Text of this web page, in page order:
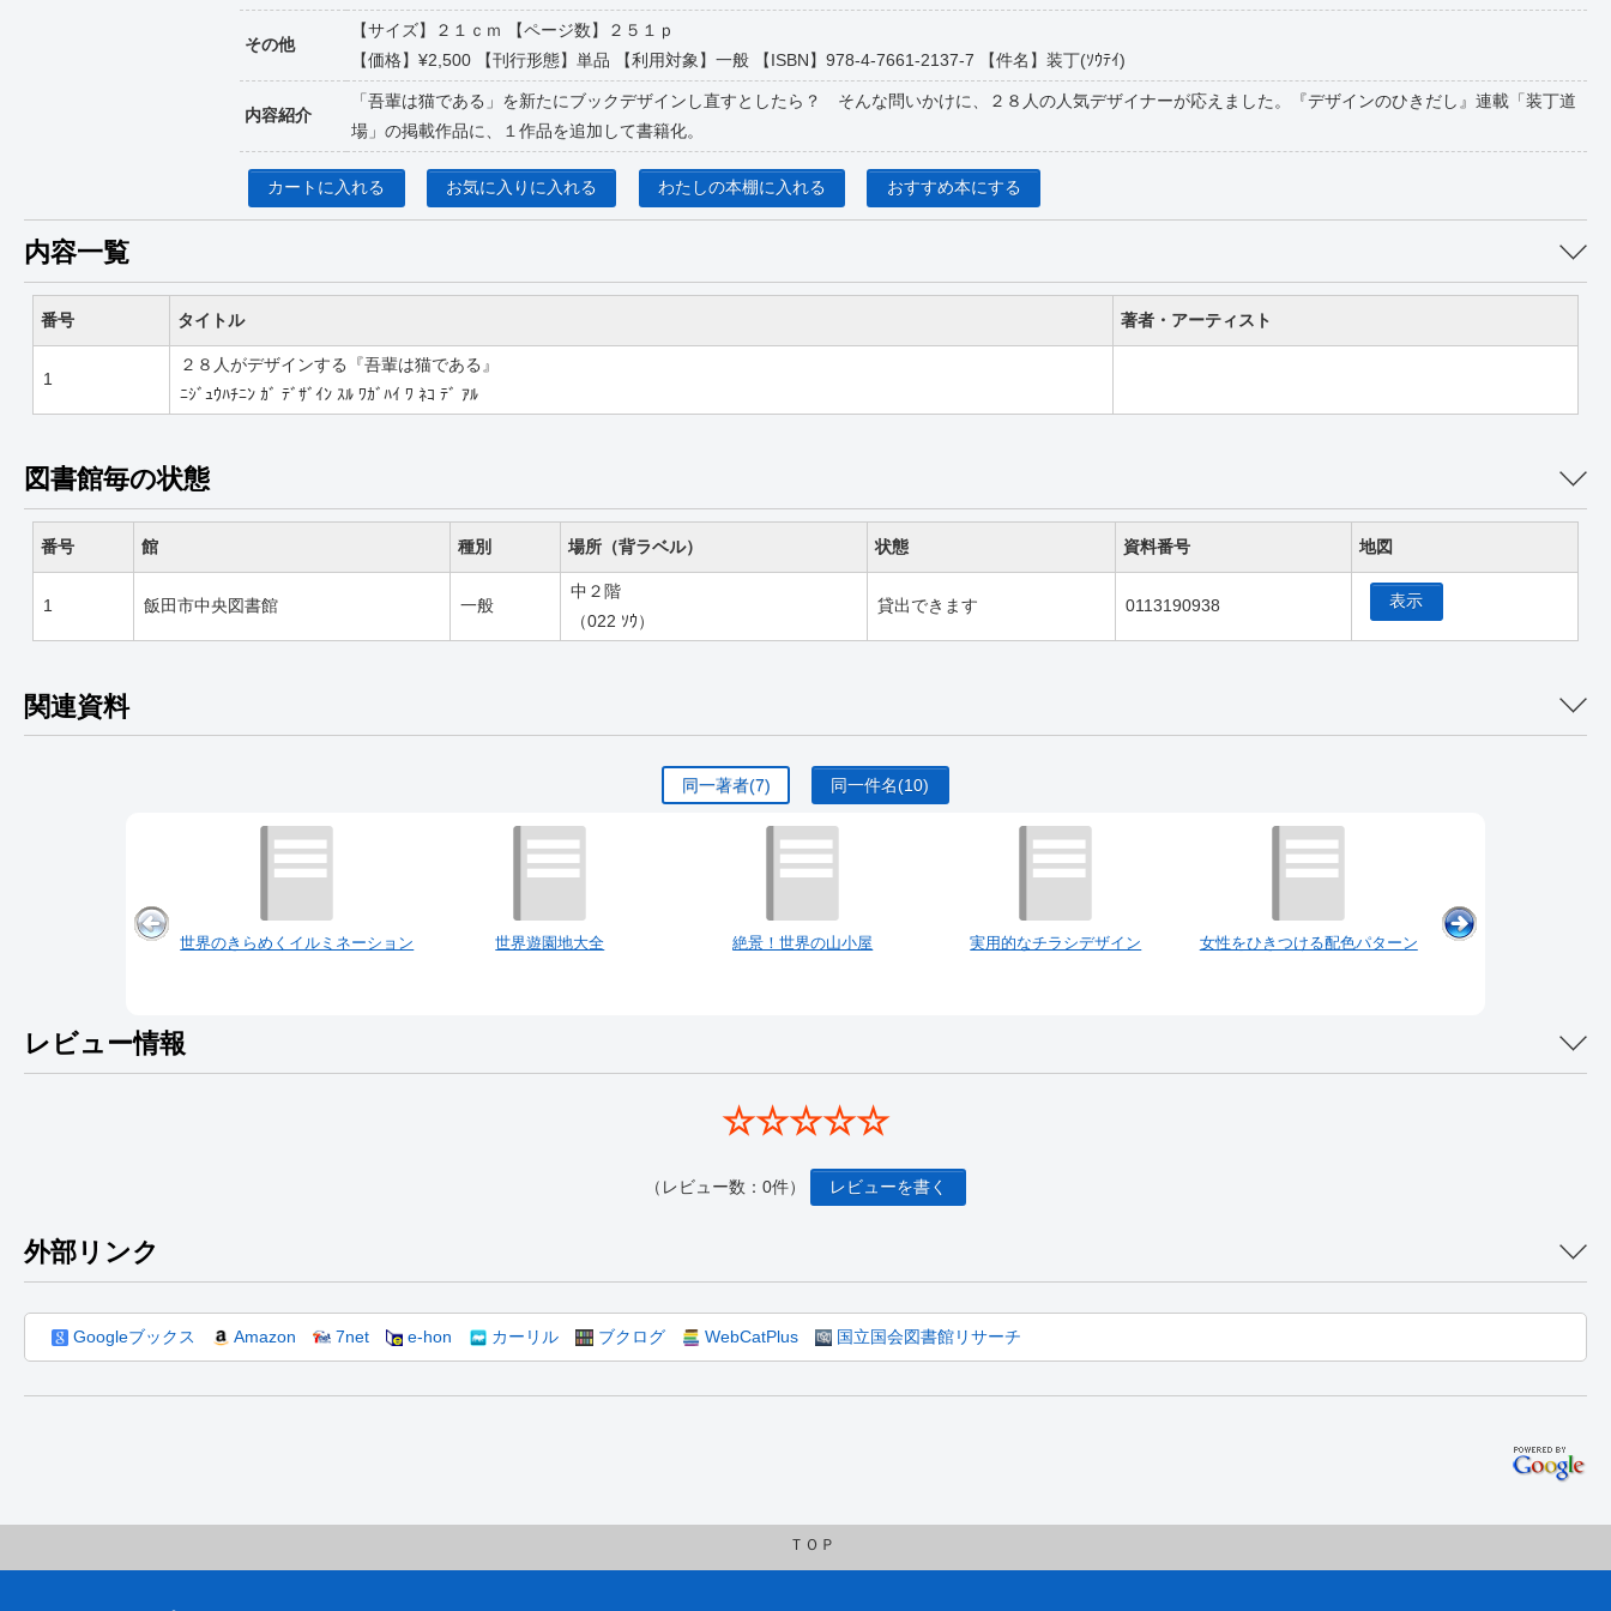
その他
【サイズ】２１ｃｍ 【ページ数】２５１ｐ
【価格】¥2,500 【刊行形態】単品 【利用対象】一般 【ISBN】978-4-7661-2137-7 【件名】装丁(ｿｳﾃｲ)
内容紹介
「吾輩は猫である」を新たにブックデザインし直すとしたら？ そんな問いかけに、２８人の人気デザイナーが応えました。『デザインのひきだし』連載「装丁道
場」の掲載作品に、１作品を追加して書籍化。
カートに入れる お気に入りに入れる わたしの本棚に入れる おすすめ本にする
内容一覧
番号 タイトル 著者・アーティスト
1
２８人がデザインする『吾輩は猫である』
ﾆｼﾞｭｳﾊﾁﾆﾝ ｶﾞ ﾃﾞｻﾞｲﾝ ｽﾙ ﾜｶﾞﾊｲ ﾜ ﾈｺ ﾃﾞ ｱﾙ
図書館毎の状態
番号 館 種別 場所（背ラベル） 状態 資料番号 地図
1 飯田市中央図書館 一般
中２階
（022 ｿｳ）
貸出できます 0113190938 表示
関連資料
同一著者(7) 同一件名(10)
世界のきらめくイルミネーション 世界遊園地大全 絶景！世界の山小屋 実用的なチラシデザイン 女性をひきつける配色パターン
名刺・封筒・ビジネス
レビュー情報
☆☆☆☆☆
（レビュー数：0件） レビューを書く
外部リンク
Googleブックス Amazon 7net e-hon カーリル ブクログ WebCatPlus 国立国会図書館リサーチ
ＴＯＰ